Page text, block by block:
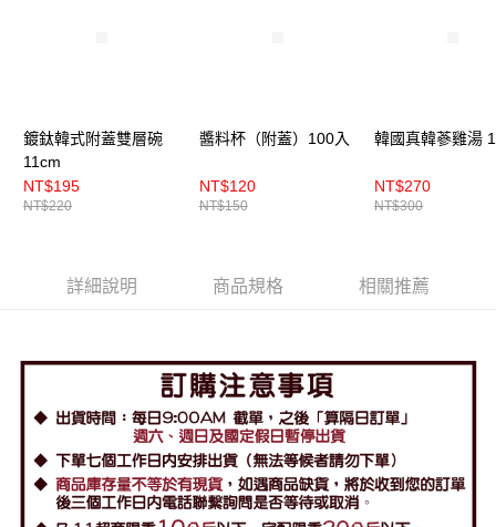
鍍鈦韓式附蓋雙層碗
11cm
NT$195
NT$220
醬料杯（附蓋）100入
NT$120
NT$150
韓國真韓蔘雞湯
NT$270
NT$300
詳細說明 商品規格 相關推薦